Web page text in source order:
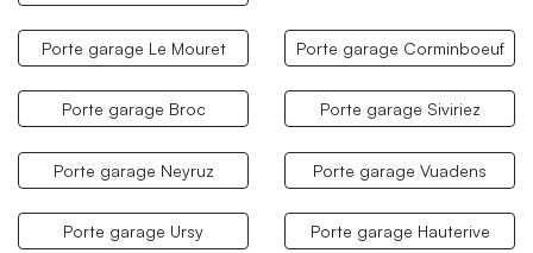
Porte garage Le Mouret Porte garage Corminboeuf
Porte garage Broc Porte garage Siviriez
Porte garage Neyruz Porte garage Vuadens
Porte garage Ursy Porte garage Hauterive